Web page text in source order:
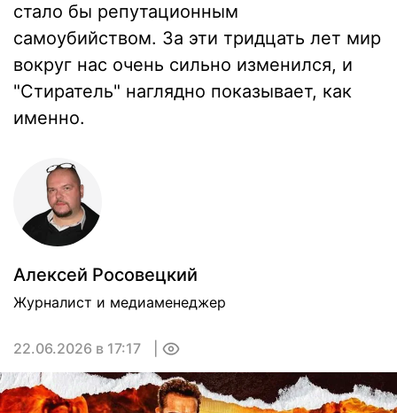
стало бы репутационным
самоубийством. За эти тридцать лет мир
вокруг нас очень сильно изменился, и
"Стиратель" наглядно показывает, как
именно.
Алексей Росовецкий
Журналист и медиаменеджер
22.06.2026 в 17:17